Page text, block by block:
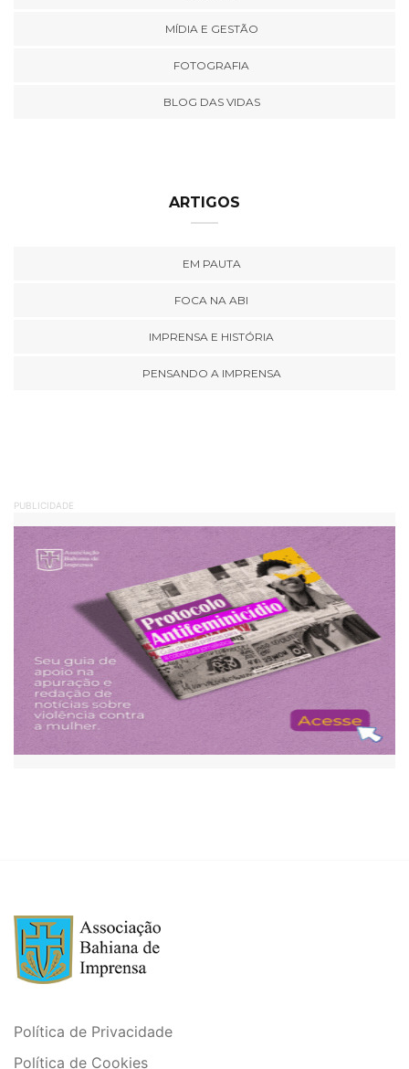
MÍDIA E GESTÃO
FOTOGRAFIA
BLOG DAS VIDAS
ARTIGOS
EM PAUTA
FOCA NA ABI
IMPRENSA E HISTÓRIA
PENSANDO A IMPRENSA
PUBLICIDADE
Política de Privacidade
Política de Cookies